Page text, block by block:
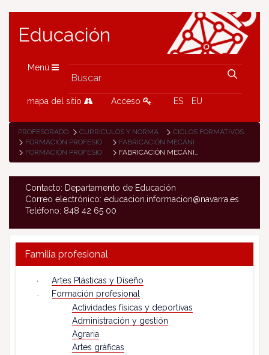
Educación
Menú
mapa del sitio Acceso ES EU
PROFESORADO CURRÍCULOS Y NORMATIVA
CICLOS FORMATIVOS
FORMACIÓN PROFESIONAL
FABRICACIÓN MECÁNICA
FORMACIÓN PROFESIONAL
FABRICACIÓN MECÁNICA
Contacto: Departamento de Educación
Correo electrónico: educacion.informacion@navarra.es
Teléfono: 848 42 65 00
Familia profesional
Artes Plásticas y Diseño
Formación profesional
Actividades físicas y deportivas
Administración y gestión
Agraria
Artes gráficas